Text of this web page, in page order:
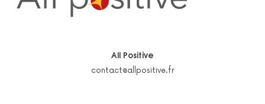
All Positive
contact@allpositive.fr